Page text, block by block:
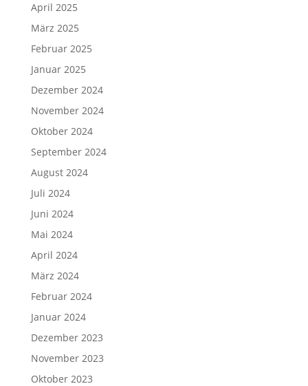
April 2025
März 2025
Februar 2025
Januar 2025
Dezember 2024
November 2024
Oktober 2024
September 2024
August 2024
Juli 2024
Juni 2024
Mai 2024
April 2024
März 2024
Februar 2024
Januar 2024
Dezember 2023
November 2023
Oktober 2023